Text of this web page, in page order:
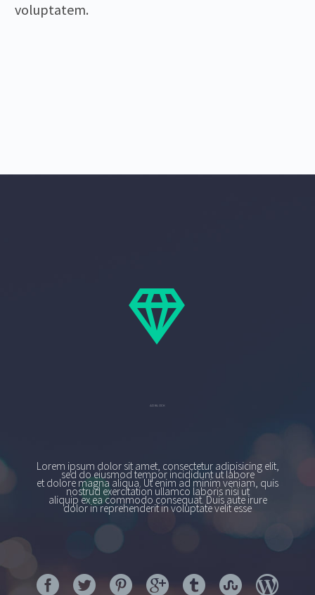
voluptatem.


AD BLOCK
Lorem ipsum dolor sit amet, consectetur adipisicing elit,
sed do eiusmod tempor incididunt ut labore
et dolore magna aliqua. Ut enim ad minim veniam, quis
nostrud exercitation ullamco laboris nisi ut
aliquip ex ea commodo consequat. Duis aute irure
dolor in reprehenderit in voluptate velit esse